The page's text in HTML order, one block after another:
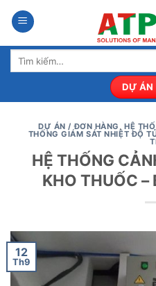
qua
nội
dung
Tìm
DỰ ÁN
DỰ ÁN / ĐƠN HÀNG ,HỆ
THỐNG GIÁM SÁT NHIỆT ĐỘ
HỆ THỐNG
KHO THUỐC
12
Th9